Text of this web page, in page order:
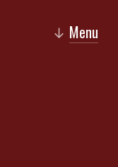
↓ Menu